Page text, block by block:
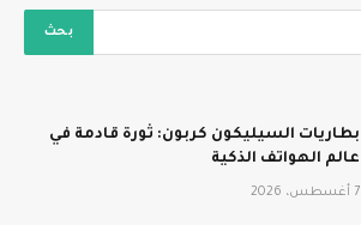
بطاريات السيليكون كربون: ثورة قادمة في
عالم الهواتف الذكية
7 أغسطس، 2026